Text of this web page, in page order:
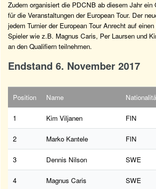
Zudem organisiert die PDCNB ab diesem Jahr ein
für die Veranstaltungen der European Tour. Der
jedem Turnier der European Tour Anrecht auf
Spieler wie z.B. Magnus Caris, Per Laursen und
an den Qualifiern teilnehmen.
Endstand 6. November 2017
Position Name
1 Kim Viljanen FIN
2 Marko Kantele FIN
3 Dennis Nilson SWE
4 Magnus Caris SWE